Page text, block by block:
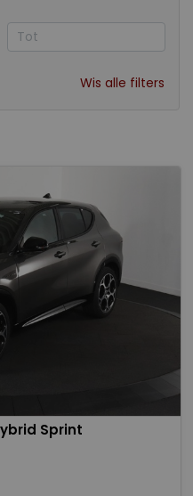
Wis alle filters
Sprint